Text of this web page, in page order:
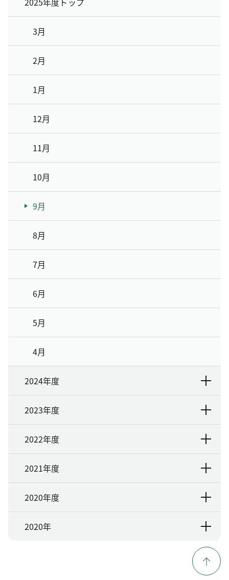
3月
2月
1月
12月
11月
10月
9月
8月
7月
6月
5月
4月
2024年度
2023年度
2022年度
2021年度
2020年度
2020年